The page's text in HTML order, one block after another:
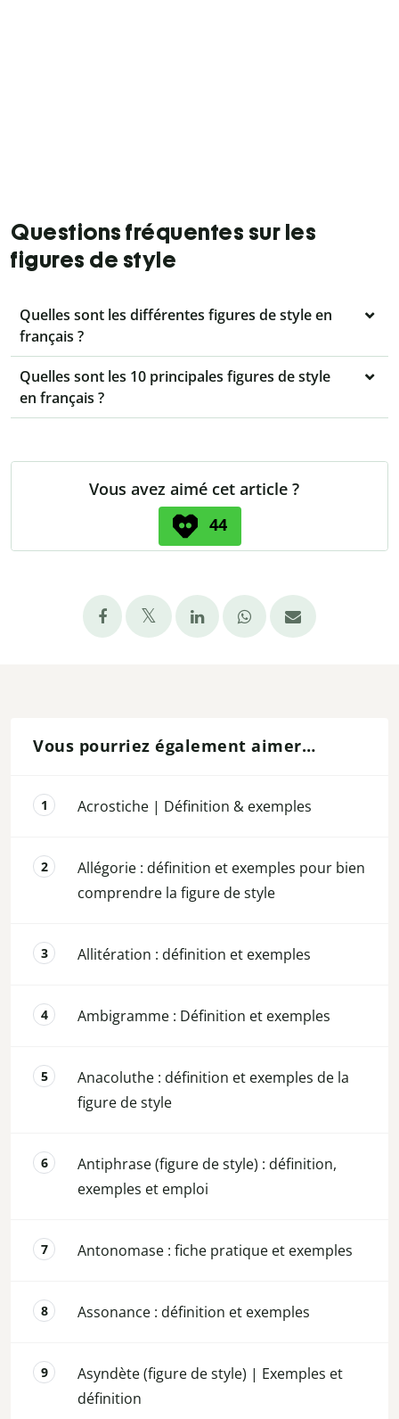
Questions fréquentes sur les
figures de style
Quelles sont les différentes figures de style en
français ?
Quelles sont les 10 principales figures de style
en français ?
Vous avez aimé cet article ?
44
Vous pourriez également aimer…
Acrostiche | Définition & exemples
Allégorie : définition et exemples pour bien
comprendre la figure de style
Allitération : définition et exemples
Ambigramme : Définition et exemples
Anacoluthe : définition et exemples de la
figure de style
Antiphrase (figure de style) : définition,
exemples et emploi
Antonomase : fiche pratique et exemples
Assonance : définition et exemples
Asyndète (figure de style) | Exemples et
définition